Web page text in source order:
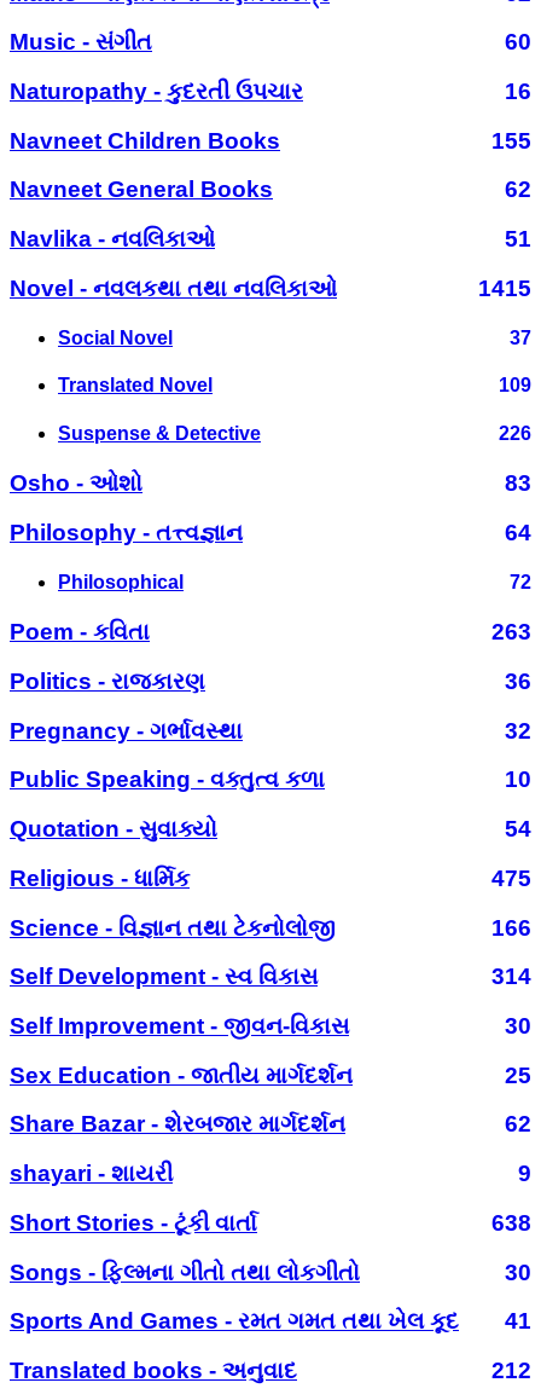
Music - સંગીત
60
Naturopathy - કુદરતી ઉપચાર
16
Navneet Children Books
155
Navneet General Books
62
Navlika - નવલિકાઓ
51
Novel - નવલકથા તથા નવલિકાઓ
1415
Social Novel 37
Translated Novel 109
Suspense & Detective 226
Osho - ઓશો
83
Philosophy - તત્ત્વજ્ઞાન
64
Philosophical 72
Poem - કવિતા
263
Politics - રાજકારણ
36
Pregnancy - ગર્ભાવસ્થા
32
Public Speaking - વક્તુત્વ કળા
10
Quotation - સુવાક્યો
54
Religious - ધાર્મિક
475
Science - વિજ્ઞાન તથા ટેકનોલોજી
166
Self Development - સ્વ વિકાસ
314
Self Improvement - જીવન-વિકાસ
30
Sex Education - જાતીય માર્ગદર્શન
25
Share Bazar - શેરબજાર માર્ગદર્શન
62
shayari - શાયરી
9
Short Stories - ટૂંકી વાર્તા
638
Songs - ફિલ્મના ગીતો તથા લોકગીતો
30
Sports And Games - રમત ગમત તથા ખેલ કૂદ
41
Translated books - અનુવાદ
212